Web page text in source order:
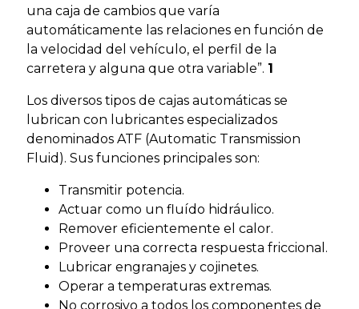
una caja de cambios que varía
automáticamente las relaciones en función de
la velocidad del vehículo, el perfil de la
carretera y alguna que otra variable”. 1
Los diversos tipos de cajas automáticas se
lubrican con lubricantes especializados
denominados ATF (Automatic Transmission
Fluid). Sus funciones principales son:
Transmitir potencia.
Actuar como un fluído hidráulico.
Remover eficientemente el calor.
Proveer una correcta respuesta friccional.
Lubricar engranajes y cojinetes.
Operar a temperaturas extremas.
No corrosivo a todos los componentes de